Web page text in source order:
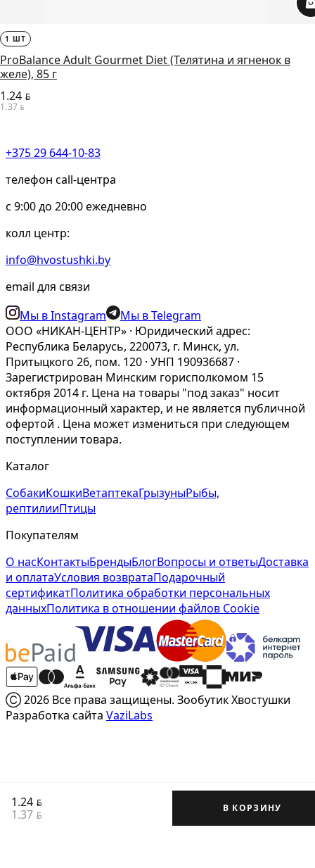
1.24 BYN
1.37 BYN
В КОРЗИНУ
1 ШТ
ProBalance Adult Gourmet Diet (Телятина и ягненок в
желе), 85 г
1.24 BYN
1.37 BYN
+375 29 644-10-83
телефон call-центра
c 9:00 до 20:00 ежедневно
колл центр:
info@hvostushki.by
email для связи
Мы в Instagram
Мы в Telegram
ООО «НИКАН-ЦЕНТР» · Юридический адрес:
Республика Беларусь, 220073, г. Минск, ул.
Притыцкого 26, пом. 120 · УНП 190936687 ·
Зарегистрирован Минским горисполкомом 15
октября 2014 г. Цена на товары "под заказ" носит
информационный характер, и не является публичной
офертой . Цена может измениться при следующем
поступлении товара.
Каталог
СобакиКошкиВетаптекаГрызуныРыбы,
рептилииПтицы
Покупателям
О насКонтактыБрендыБлогВопросы и ответыДоставка
и оплатаУсловия возвратаПодарочный
сертификатПолитика обработки персональных
данныхПолитика в отношении файлов Cookie
Ⓒ 2026 Все права защищены. Зообутик Хвостушки
Разработка сайта VaziLabs